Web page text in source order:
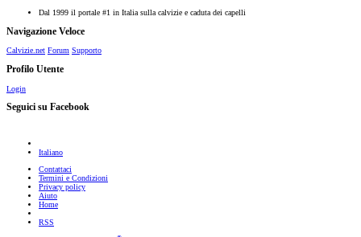
Dal 1999 il portale #1 in Italia sulla calvizie e caduta dei capelli
Navigazione Veloce
Calvizie.net Forum Supporto
Profilo Utente
Login
Seguici su Facebook
Italiano
Contattaci
Termini e Condizioni
Privacy policy
Aiuto
Home
RSS